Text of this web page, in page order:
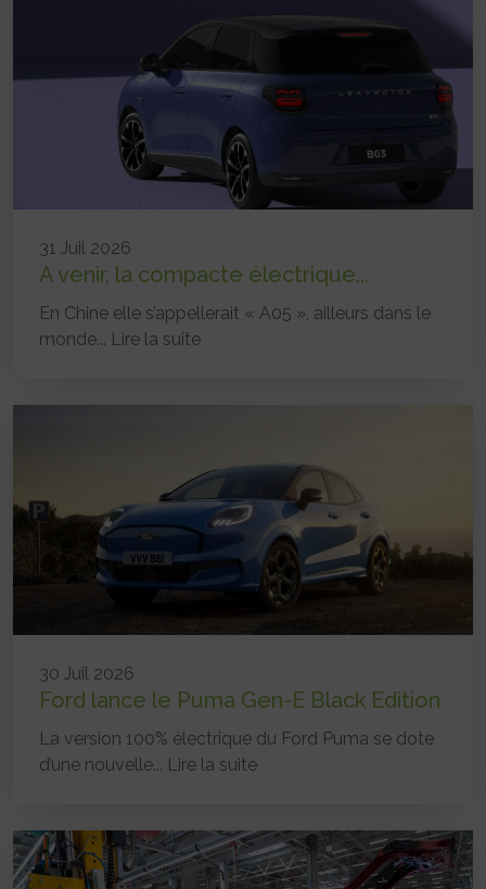
31 Juil 2026
A venir, la compacte électrique...
En Chine elle s’appellerait « A05 », ailleurs dans le
monde... Lire la suite
30 Juil 2026
Ford lance le Puma Gen-E Black Edition
La version 100% électrique du Ford Puma se dote
d’une nouvelle... Lire la suite